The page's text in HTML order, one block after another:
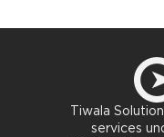
Tiwala
services